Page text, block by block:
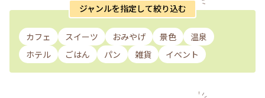
ジャンルを指定して絞り込む
カフェ スイーツ おみやげ 景色
温泉
ホテル
ごはん パン 雑貨 イベント